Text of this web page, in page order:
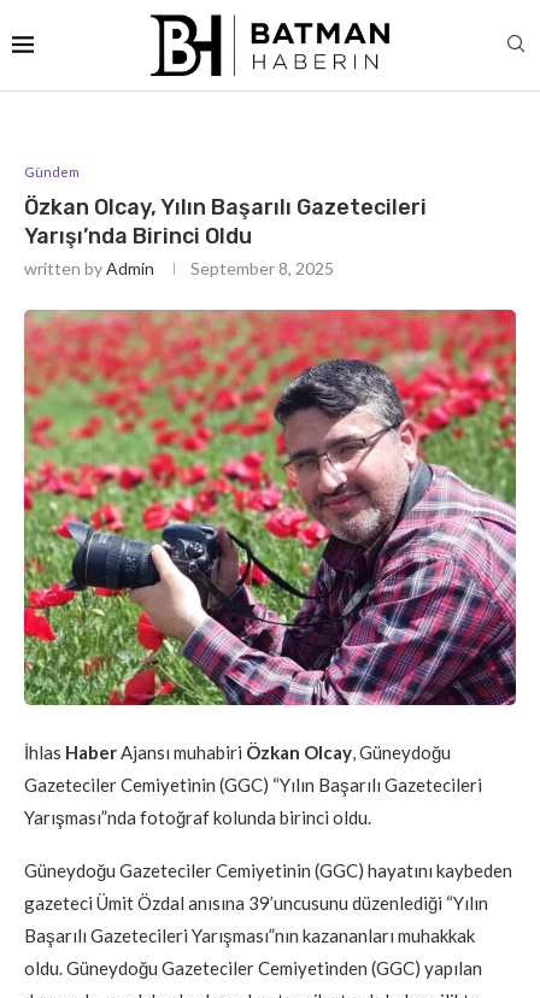
Gündem
Özkan Olcay, Yılın Başarılı Gazetecileri
Yarışı’nda Birinci Oldu
written byAdmin September 8, 2025
İhlas HaberAjansı muhabiri Özkan Olcay, Güneydoğu
Gazeteciler Cemiyetinin (GGC) “Yılın Başarılı Gazetecileri
Yarışması”nda fotoğraf kolunda birinci oldu.
Güneydoğu Gazeteciler Cemiyetinin (GGC) hayatını kaybeden
gazeteci Ümit Özdal anısına 39’uncusunu düzenlediği “Yılın
Başarılı Gazetecileri Yarışması”nın kazananları muhakkak
oldu. Güneydoğu Gazeteciler Cemiyetinden (GGC) yapılan